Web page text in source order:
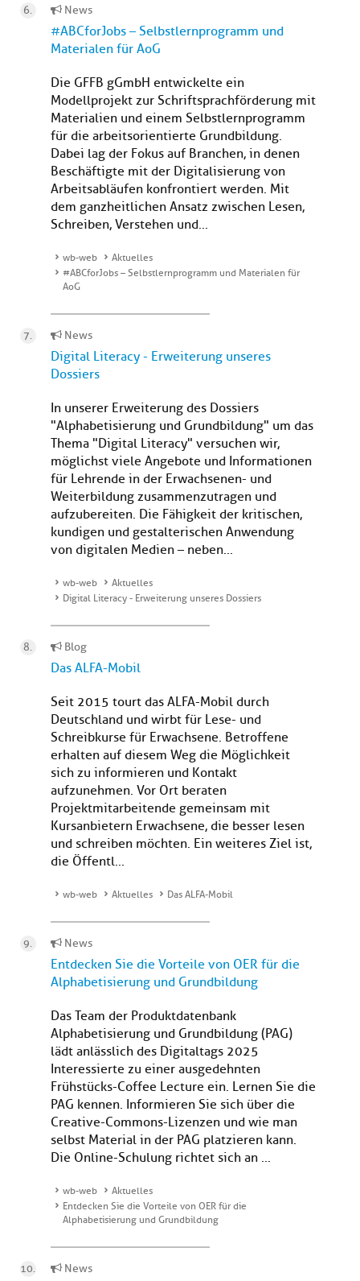
News
#ABCforJobs – Selbstlernprogramm und
Materialen für AoG
Die GFFB gGmbH entwickelte ein
Modellprojekt zur Schriftsprachförderung mit
Materialien und einem Selbstlernprogramm
für die arbeitsorientierte Grundbildung.
Dabei lag der Fokus auf Branchen, in denen
Beschäftigte mit der Digitalisierung von
Arbeitsabläufen konfrontiert werden. Mit
dem ganzheitlichen Ansatz zwischen Lesen,
Schreiben, Verstehen und...
wb-web
Aktuelles
#ABCforJobs – Selbstlernprogramm und Materialen für
AoG
News
Digital Literacy - Erweiterung unseres
Dossiers
In unserer Erweiterung des Dossiers
"Alphabetisierung und Grundbildung" um das
Thema "Digital Literacy" versuchen wir,
möglichst viele Angebote und Informationen
für Lehrende in der Erwachsenen- und
Weiterbildung zusammenzutragen und
aufzubereiten. Die Fähigkeit der kritischen,
kundigen und gestalterischen Anwendung
von digitalen Medien – neben...
wb-web
Aktuelles
Digital Literacy - Erweiterung unseres Dossiers
Blog
Das ALFA-Mobil
Seit 2015 tourt das ALFA-Mobil durch
Deutschland und wirbt für Lese- und
Schreibkurse für Erwachsene. Betroffene
erhalten auf diesem Weg die Möglichkeit
sich zu informieren und Kontakt
aufzunehmen. Vor Ort beraten
Projektmitarbeitende gemeinsam mit
Kursanbietern Erwachsene, die besser lesen
und schreiben möchten. Ein weiteres Ziel ist,
die Öffentl...
wb-web Aktuelles Das ALFA-Mobil
News
Entdecken Sie die Vorteile von OER für die
Alphabetisierung und Grundbildung
Das Team der Produktdatenbank
Alphabetisierung und Grundbildung (PAG)
lädt anlässlich des Digitaltags 2025
Interessierte zu einer ausgedehnten
Frühstücks-Coffee Lecture ein. Lernen Sie die
PAG kennen. Informieren Sie sich über die
Creative-Commons-Lizenzen und wie man
selbst Material in der PAG platzieren kann.
Die Online-Schulung richtet sich an ...
wb-web
Aktuelles
Entdecken Sie die Vorteile von OER für die
Alphabetisierung und Grundbildung
News